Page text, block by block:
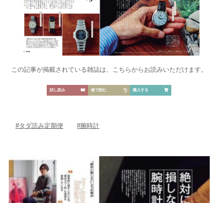
この記事が掲載されている雑誌は、こちらからお読みいただけます。
試し読み 後で読む 購入する
#タダ読み定期便 #腕時計